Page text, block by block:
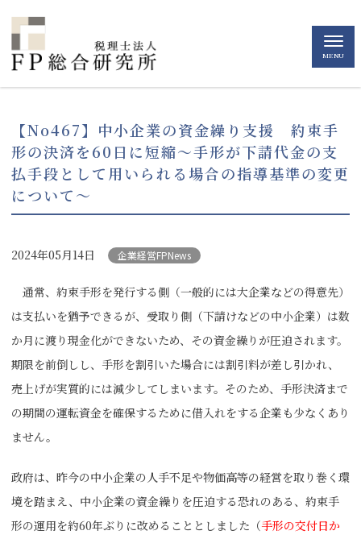
MENU
【No467】中小企業の資金繰り支援 約束手
形の決済を60日に短縮～手形が下請代金の支
払手段として用いられる場合の指導基準の変更
について～
2024年05月14日 企業経営FPNews
通常、約束手形を発行する側（一般的には大企業などの得意先）
は支払いを猶予できるが、受取り側（下請けなどの中小企業）は数
か月に渡り現金化ができないため、その資金繰りが圧迫されます。
期限を前倒しし、手形を割引いた場合には割引料が差し引かれ、
売上げが実質的には減少してしまいます。そのため、手形決済まで
の期間の運転資金を確保するために借入れをする企業も少なくあり
ません。
政府は、昨今の中小企業の人手不足や物価高等の経営を取り巻く環
境を踏まえ、中小企業の資金繰りを圧迫する恐れのある、約束手
形の運用を約60年ぶりに改めることとしました（手形の交付日か